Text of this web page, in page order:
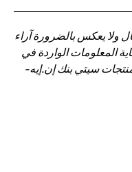
ولا يعكس بالضرورة آراء
المعلومات الواردة في
سيتي بنك إن.إيه-